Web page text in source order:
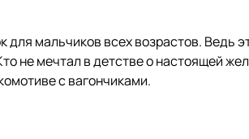
для мальчиков всех возрастов.
не мечтал в детстве о настоящей
с вагончиками.